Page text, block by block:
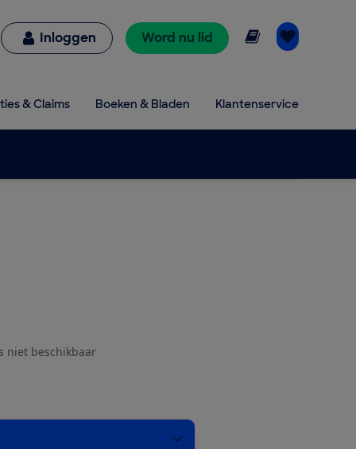
Inloggen Word nu lid Online lezen
& Claims Boeken & Bladen Klantenservice
niet beschikbaar